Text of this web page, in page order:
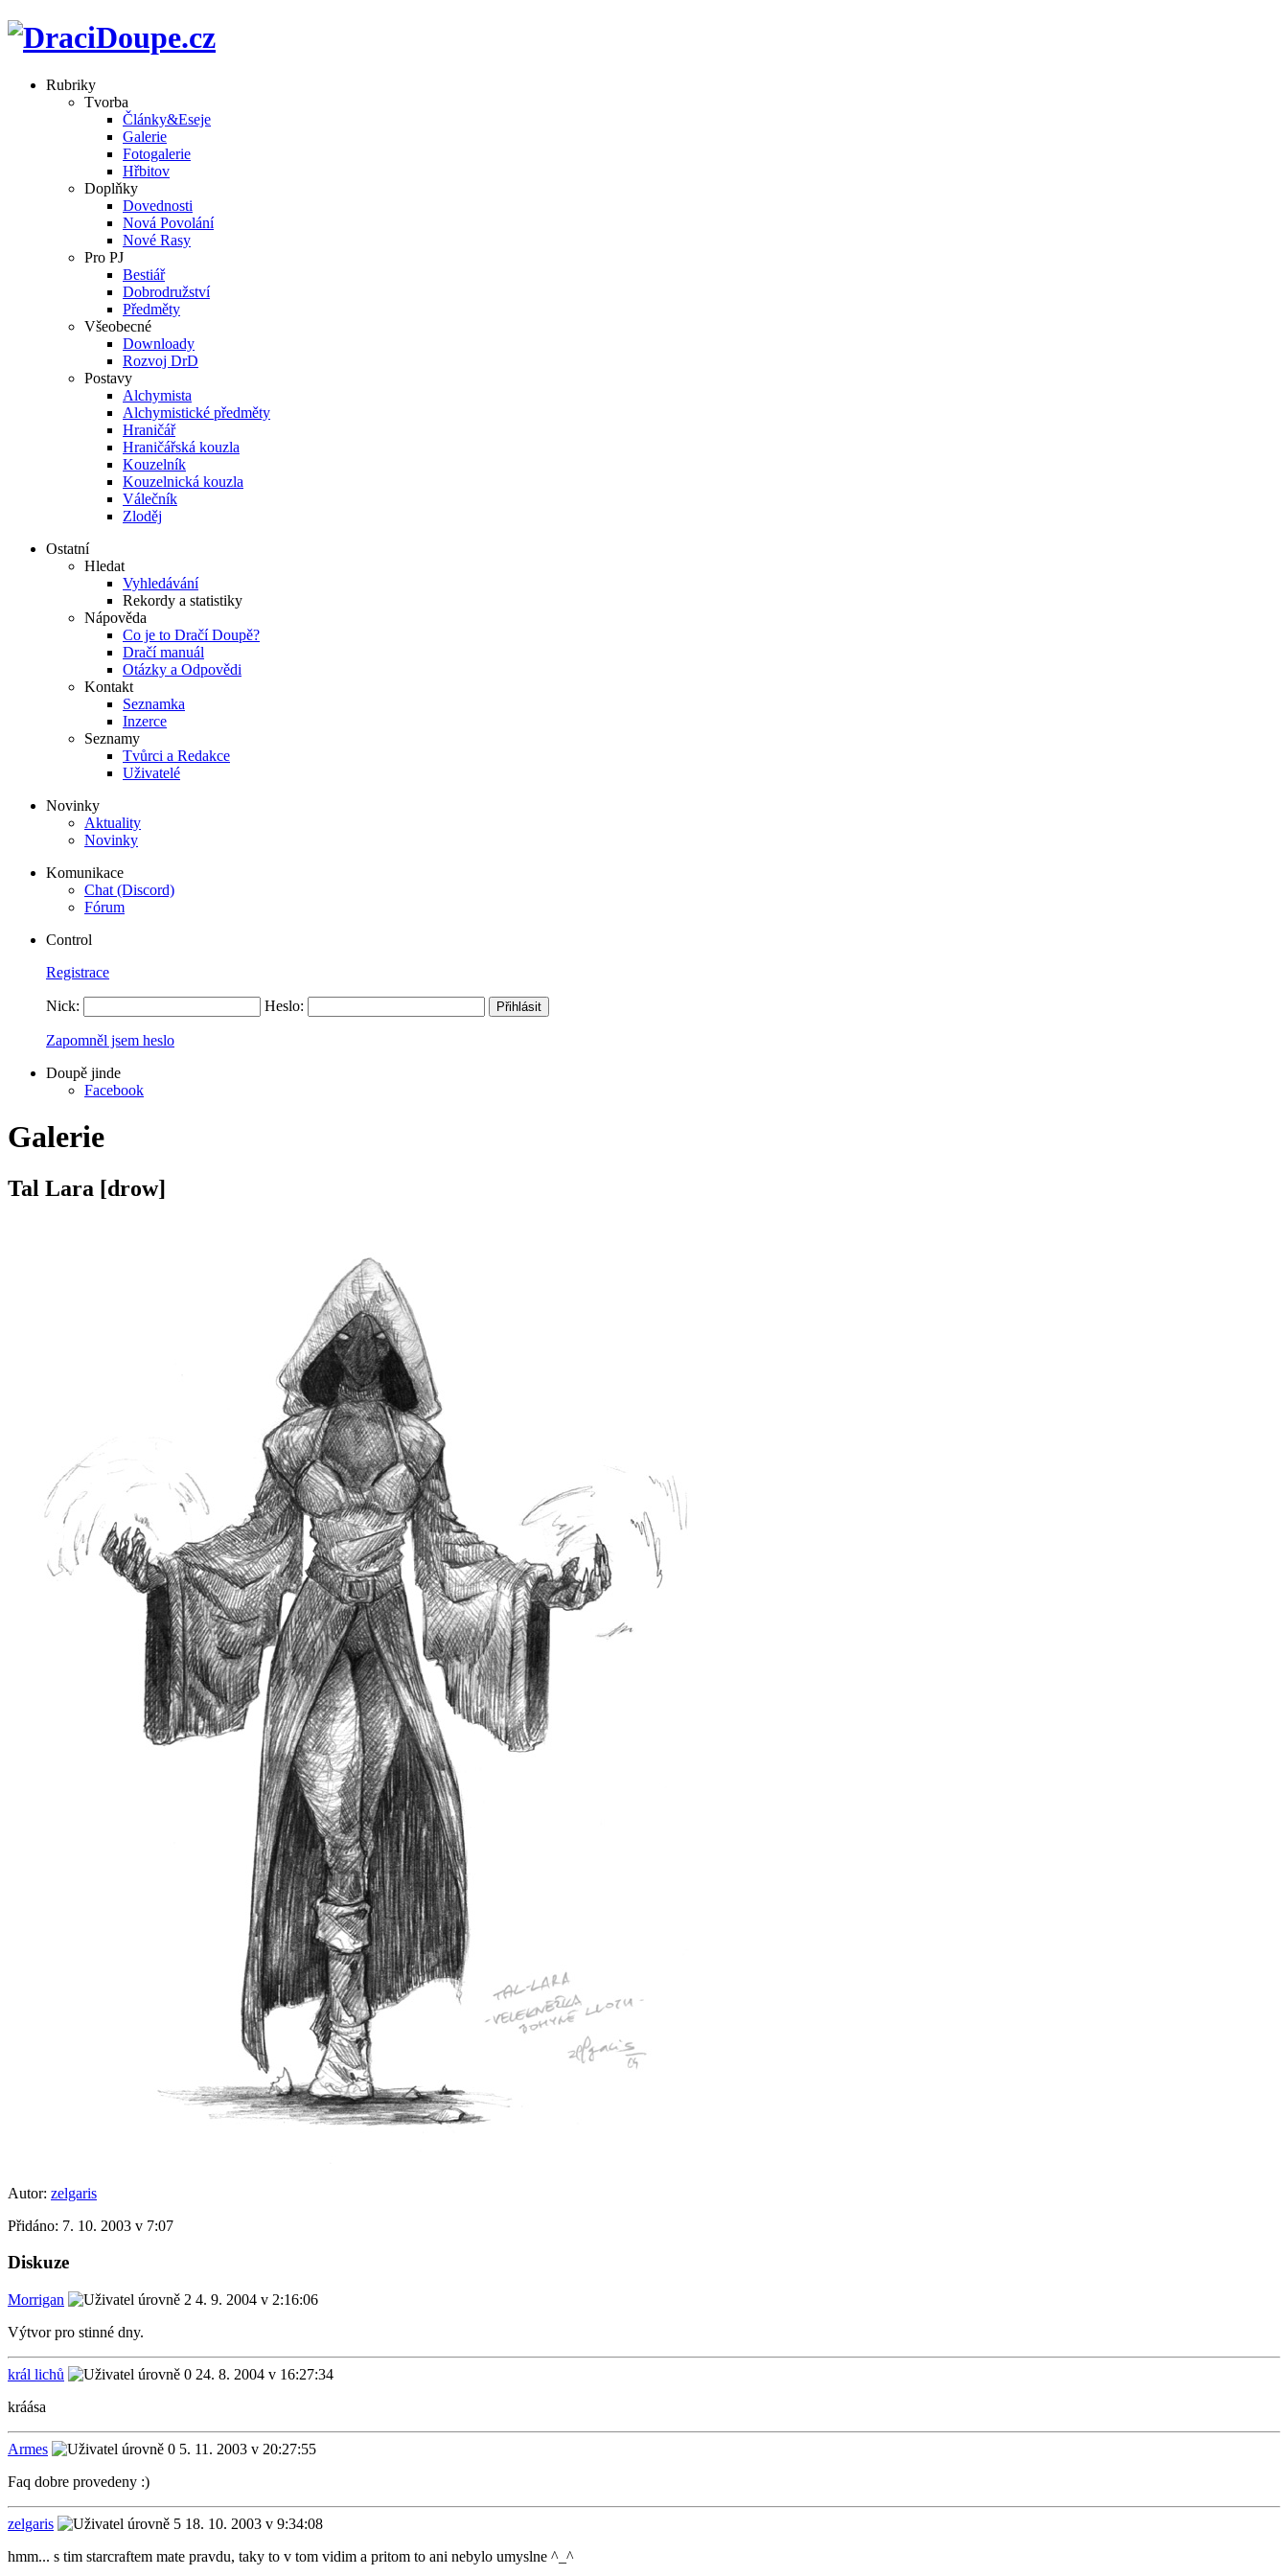
Rubriky
Tvorba
Články&Eseje
Galerie
Fotogalerie
Hřbitov
Doplňky
Dovednosti
Nová Povolání
Nové Rasy
Pro PJ
Bestiář
Dobrodružství
Předměty
Všeobecné
Downloady
Rozvoj DrD
Postavy
Alchymista
Alchymistické předměty
Hraničář
Hraničářská kouzla
Kouzelník
Kouzelnická kouzla
Válečník
Zloděj
Ostatní
Hledat
Vyhledávání
Rekordy a statistiky
Nápověda
Co je to Dračí Doupě?
Dračí manuál
Otázky a Odpovědi
Kontakt
Seznamka
Inzerce
Seznamy
Tvůrci a Redakce
Uživatelé
Novinky
Aktuality
Novinky
Komunikace
Chat (Discord)
Fórum
Control
Registrace
Nick: Heslo:
Zapomněl jsem heslo
Doupě jinde
Facebook
Galerie
Tal Lara [drow]
Autor: zelgaris
Přidáno: 7. 10. 2003 v 7:07
Diskuze
Morrigan
4. 9. 2004 v 2:16:06
Výtvor pro stinné dny.
král lichů
24. 8. 2004 v 16:27:34
kráása
Armes
5. 11. 2003 v 20:27:55
Faq dobre provedeny :)
zelgaris
18. 10. 2003 v 9:34:08
hmm... s tim starcraftem mate pravdu, taky to v tom vidim a pritom to ani nebylo umyslne ^_^